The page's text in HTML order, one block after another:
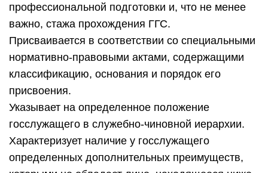
профессиональной подготовки и, что не менее
важно, стажа прохождения ГГС.
Присваивается в соответствии со специальными
нормативно-правовыми актами, содержащими
классификацию, основания и порядок его
присвоения.
Указывает на определенное положение
госслужащего в служебно-чиновной иерархии.
Характеризует наличие у госслужащего
определенных дополнительных преимуществ,